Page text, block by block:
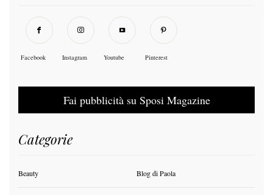
Facebook Instagram Youtube Pinterest
Fai pubblicità su Sposi Magazine
Categorie
Beauty Blog di Paola